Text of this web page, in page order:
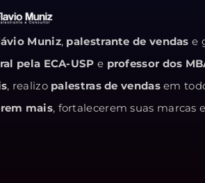
Muniz, palestrante de vendas e
pela ECA-USP e professor dos
, realizo palestras de vendasem
mais, fortalecerem suas marcas